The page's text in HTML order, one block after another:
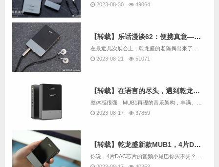
2023-08-30
49064
【转载】乐话漫谈62：便携真意——评乾龙盛MUB1
2023-08-21
51071
【转载】在语言的尽头，遇到乾龙盛MUB1
2023-08-17
37859
【转载】乾龙盛新款MUB1，4片DAC配置的手机大尾巴你见过没？